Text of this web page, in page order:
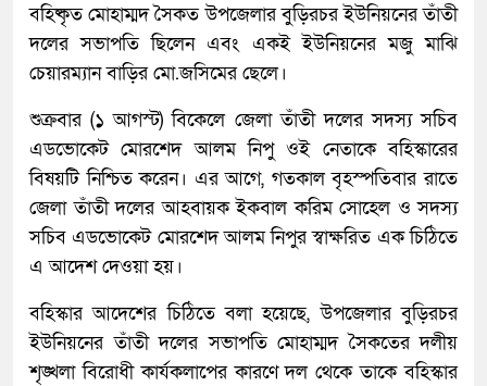
বহিষ্কৃত মোহাম্মদ সৈকত উপজেলার বুড়িরচর ইউনিয়নের তাঁতী
দলের সভাপতি ছিলেন এবং একই ইউনিয়নের মজু মাঝি
চেয়ারম্যান বাড়ির মো.জসিমের ছেলে।
শুক্রবার (১ আগস্ট) বিকেলে জেলা তাঁতী দলের সদস্য সচিব
এডভোকেট মোরশেদ আলম নিপু ওই নেতাকে বহিস্কারের
বিষয়টি নিশ্চিত করেন। এর আগে, গতকাল বৃহস্পতিবার রাতে
জেলা তাঁতী দলের আহবায়ক ইকবাল করিম সোহেল ও সদস্য
সচিব এডভোকেট মোরশেদ আলম নিপুর স্বাক্ষরিত এক চিঠিতে
এ আদেশ দেওয়া হয়।
বহিস্কার আদেশের চিঠিতে বলা হয়েছে, উপজেলার বুড়িরচর
ইউনিয়নের তাঁতী দলের সভাপতি মোহাম্মদ সৈকতের দলীয়
শৃঙ্খলা বিরোধী কার্যকলাপের কারণে দল থেকে তাকে বহিস্কার